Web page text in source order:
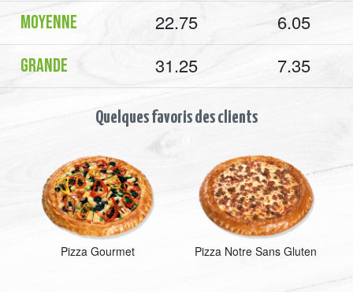
Moyenne 22.75 6.05
Grande 31.25 7.35
Quelques favoris des clients
Pizza Gourmet Pizza Notre Sans Gluten